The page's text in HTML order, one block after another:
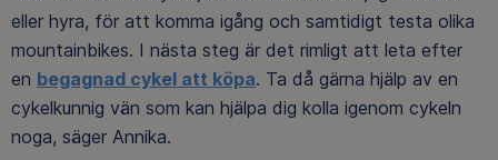
eller hyra, för att komma igång och samtidigt testa olika
mountainbikes. I nästa steg är det rimligt att leta efter
en begagnad cykel att köpa. Ta då gärna hjälp av en
cykelkunnig vän som kan hjälpa dig kolla igenom cykeln
noga, säger Annika.